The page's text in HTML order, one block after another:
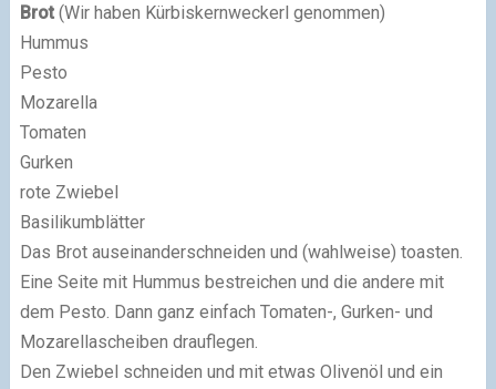
Brot(Wir haben Kürbiskernweckerl genommen)
Hummus
Pesto
Mozarella
Tomaten
Gurken
rote Zwiebel
Basilikumblätter
Das Brot auseinanderschneiden und (wahlweise) toasten.
Eine Seite mit Hummus bestreichen und die andere mit
dem Pesto. Dann ganz einfach Tomaten-, Gurken- und
Mozarellascheiben drauflegen.
Den Zwiebel schneiden und mit etwas Olivenöl und ein